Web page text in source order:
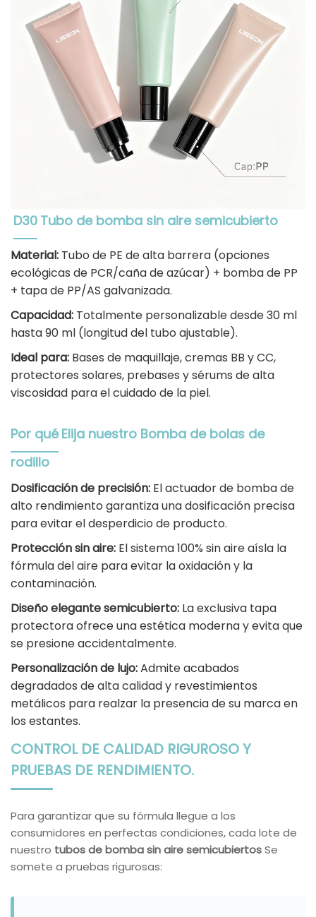
D30 Tubo de bomba sin aire semicubierto
Material: Tubo de PE de alta barrera (opciones
ecológicas de PCR/caña de azúcar) + bomba de PP
+ tapa de PP/AS galvanizada.
Capacidad: Totalmente personalizable desde 30 ml
hasta 90 ml (longitud del tubo ajustable).
Ideal para: Bases de maquillaje, cremas BB y CC,
protectores solares, prebases y sérums de alta
viscosidad para el cuidado de la piel.
Por qué Elija nuestro Bomba de bolas de
rodillo
Dosificación de precisión: El actuador de bomba de
alto rendimiento garantiza una dosificación precisa
para evitar el desperdicio de producto.
Protección sin aire: El sistema 100% sin aire aísla la
fórmula del aire para evitar la oxidación y la
contaminación.
Diseño elegante semicubierto: La exclusiva tapa
protectora ofrece una estética moderna y evita que
se presione accidentalmente.
Personalización de lujo:Admite acabados
degradados de alta calidad y revestimientos
metálicos para realzar la presencia de su marca en
los estantes.
CONTROL DE CALIDAD RIGUROSO Y
PRUEBAS DE RENDIMIENTO.
Para garantizar que su fórmula llegue a los
consumidores en perfectas condiciones, cada lote de
nuestro tubos de bomba sin aire semicubiertosSe
somete a pruebas rigurosas: